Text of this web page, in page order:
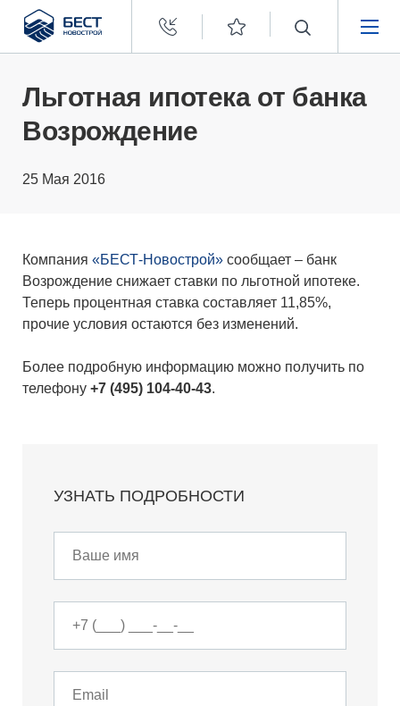
Бест
Новострой
ПОКУПАТЕЛЯМ
ЗАСТРОЙЩИКАМ
Льготная ипотека от банка
Возрождение
25 Мая 2016
Компания «БЕСТ-Новострой» сообщает – банк
Возрождение снижает ставки по льготной ипотеке.
Теперь процентная ставка составляет 11,85%,
прочие условия остаются без изменений.
Более подробную информацию можно получить по
телефону +7 (495) 104-40-43.
УЗНАТЬ ПОДРОБНОСТИ